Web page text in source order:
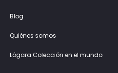
Blog
Quiénes somos
Lógara Colección en el mundo